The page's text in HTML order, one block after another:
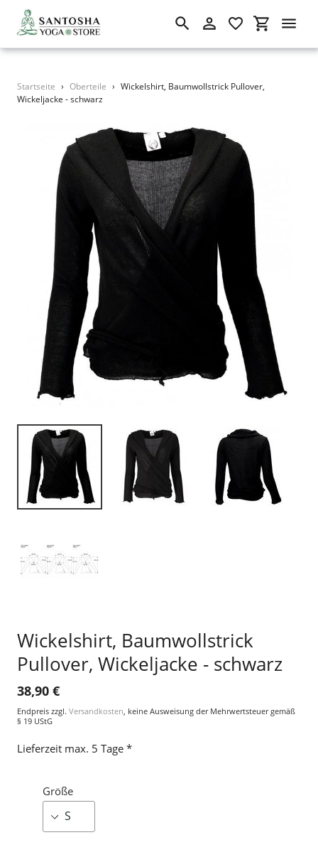
Direkt
zum
SuchenEinloggen
Startseite › Oberteile › Wickelshirt, Baumwollstrick Pullover,
Wickeljacke - schwarz
Wickelshirt, Baumwollstrick
Pullover, Wickeljacke - schwarz
38,90 €
Endpreis zzgl. Versandkosten , keine Ausweisung der Mehrwertsteuer gemäß
§ 19 UStG
Lieferzeit max. 5 Tage *
Größe